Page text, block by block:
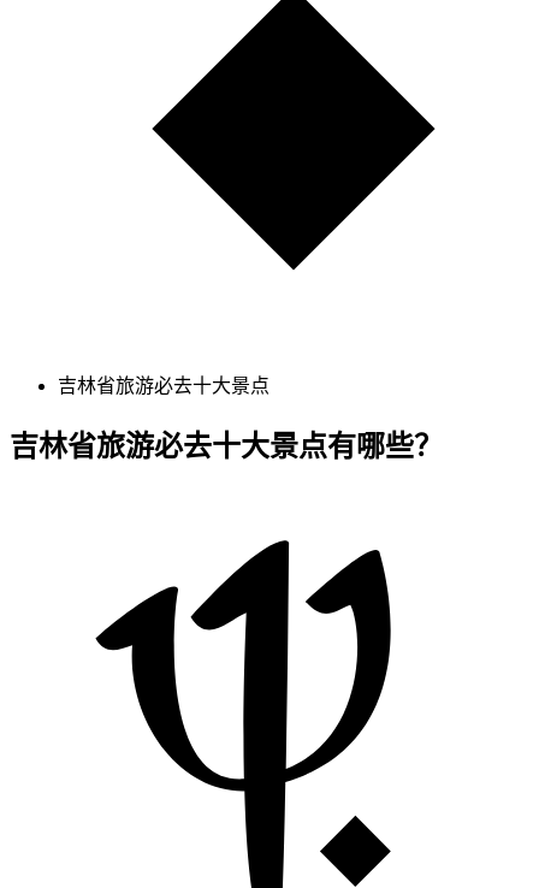
吉林省旅游必去十大景点
吉林省旅游必去十大景点有哪些？